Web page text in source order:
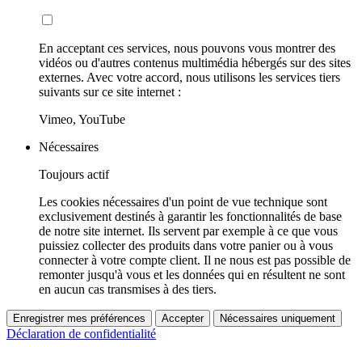
En acceptant ces services, nous pouvons vous montrer des
vidéos ou d'autres contenus multimédia hébergés sur des sites
externes. Avec votre accord, nous utilisons les services tiers
suivants sur ce site internet :
Vimeo, YouTube
Nécessaires
Toujours actif
Les cookies nécessaires d'un point de vue technique sont
exclusivement destinés à garantir les fonctionnalités de base
de notre site internet. Ils servent par exemple à ce que vous
puissiez collecter des produits dans votre panier ou à vous
connecter à votre compte client. Il ne nous est pas possible de
remonter jusqu'à vous et les données qui en résultent ne sont
en aucun cas transmises à des tiers.
Enregistrer mes préférences Accepter Nécessaires uniquement
Déclaration de confidentialité